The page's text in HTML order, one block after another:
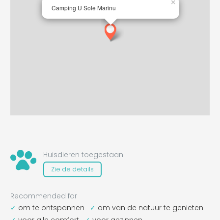
Huisdieren toegestaan
Zie de details
Recommended for
om te ontspannen
om van de natuur te genieten
Camping U Sole Marinu
×